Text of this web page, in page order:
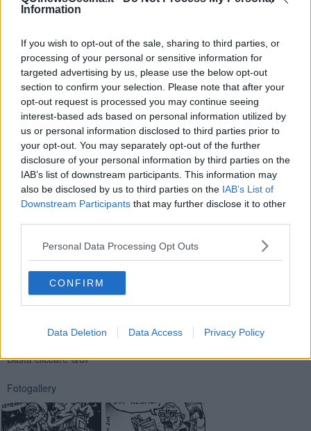
Information
If you wish to opt-out of the sale, sharing to third parties, or
processing of your personal or sensitive information for
targeted advertising by us, please use the below opt-out
section to confirm your selection. Please note that after your
opt-out request is processed you may continue seeing
interest-based ads based on personal information utilized by
us or personal information disclosed to third parties prior to
your opt-out. You may separately opt-out of the further
disclosure of your personal information by third parties on the
IAB’s list of downstream participants. This information may
also be disclosed by us to third parties on the IAB’s List of
Downstream Participants that may further disclose it to other
Personal Data Processing Opt Outs
CONFIRM
Data Deletion Data Access Privacy Policy
Se vuoi leggere le notizie principali della Toscana iscriviti alla
Newsletter QUInews - ToscanaMedia.
Arriva gratis tutti i giorni
alle 20:00 direttamente nella tua casella di posta.
Basta cliccareQUI
Fotogallery